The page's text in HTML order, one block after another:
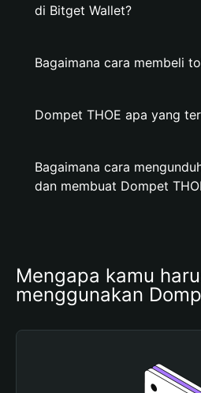
di Bitget Wallet?
Bagaimana cara membeli
Dompet THOE apa yang
Bagaimana cara
dan membuat Dompet
Mengapa kamu
menggunakan